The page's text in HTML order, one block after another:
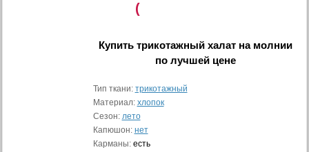
(
Купитьтрикотажный халат на молнии
по лучшей цене
Тип ткани: трикотажный
Материал: хлопок
Сезон: лето
Капюшон: нет
Карманы: есть